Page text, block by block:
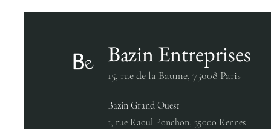
L’ORÉAL - RHAPSODY BT-IT
NÉO – SAINT-OUEN
Bazin Entreprises
15, rue de la Baume, 75008 Paris
Bazin Grand Ouest
1, rue Raoul Ponchon, 35000 Rennes